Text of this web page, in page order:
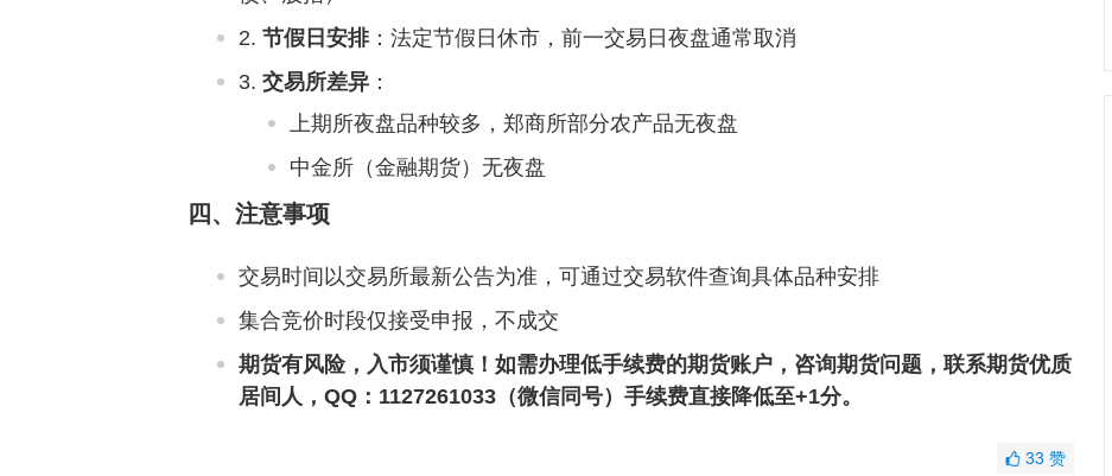
节假日安排‌：法定节假日休市，前一交易日夜盘通常取消‌
交易所差异‌：
上期所夜盘品种较多，郑商所部分农产品无夜盘‌
中金所（金融期货）无夜盘‌
四、注意事项
交易时间以交易所最新公告为准，可通过交易软件查询具体品种安排‌
集合竞价时段仅接受申报，不成交
期货有风险，入市须谨慎！如需办理低手续费的期货账户，咨询期货问题，联系期货优质
居间人，QQ：1127261033（微信同号）手续费直接降低至+1分。
33 赞